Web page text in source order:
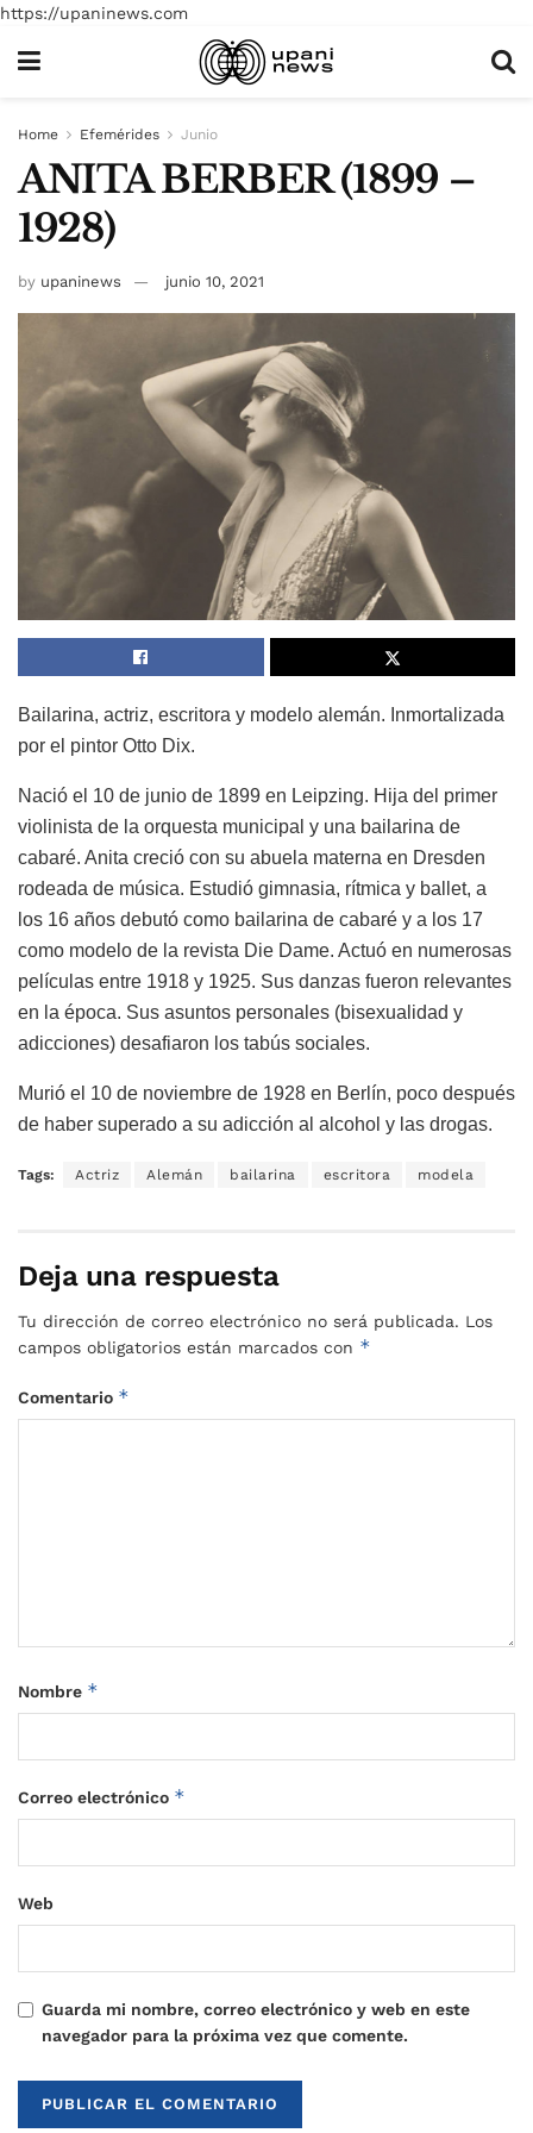
https://upaninews.com
Home Efemérides Junio
ANITA BERBER (1899 –
1928)
by upaninews junio 10, 2021
Bailarina, actriz, escritora y modelo alemán. Inmortalizada
por el pintor Otto Dix.
Nació el 10 de junio de 1899 en Leipzing. Hija del primer
violinista de la orquesta municipal y una bailarina de
cabaré. Anita creció con su abuela materna en Dresden
rodeada de música. Estudió gimnasia, rítmica y ballet, a
los 16 años debutó como bailarina de cabaré y a los 17
como modelo de la revista Die Dame. Actuó en numerosas
películas entre 1918 y 1925. Sus danzas fueron relevantes
en la época. Sus asuntos personales (bisexualidad y
adicciones) desafiaron los tabús sociales.
Murió el 10 de noviembre de 1928 en Berlín, poco después
de haber superado a su adicción al alcohol y las drogas.
Tags: Actriz Alemán bailarina escritora modela
Deja una respuesta
Tu dirección de correo electrónico no será publicada. Los
campos obligatorios están marcados con *
Comentario *
Nombre *
Correo electrónico *
Web
Guarda mi nombre, correo electrónico y web en este
navegador para la próxima vez que comente.